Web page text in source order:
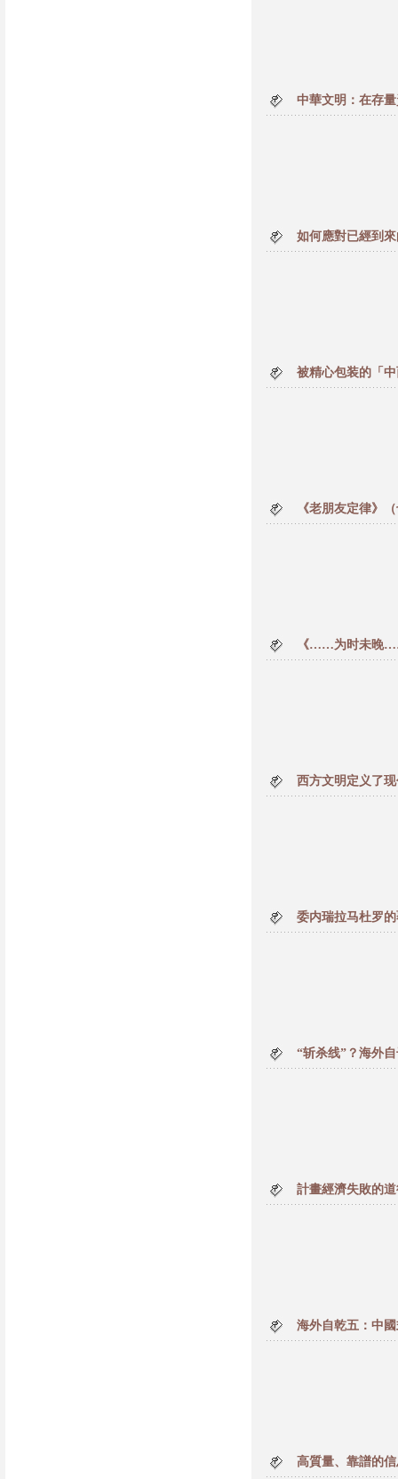
中華文明：在存
如何應對已經到
被精心包装的「
《老朋友定律》
《……为时未晚
西方文明定义了
委内瑞拉马杜罗
“斩杀线”？海外
計畫經濟失敗的
海外自乾五：中
高質量、靠譜的